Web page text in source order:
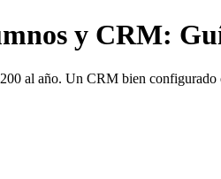
y CRM:
al año. Un CRM bien